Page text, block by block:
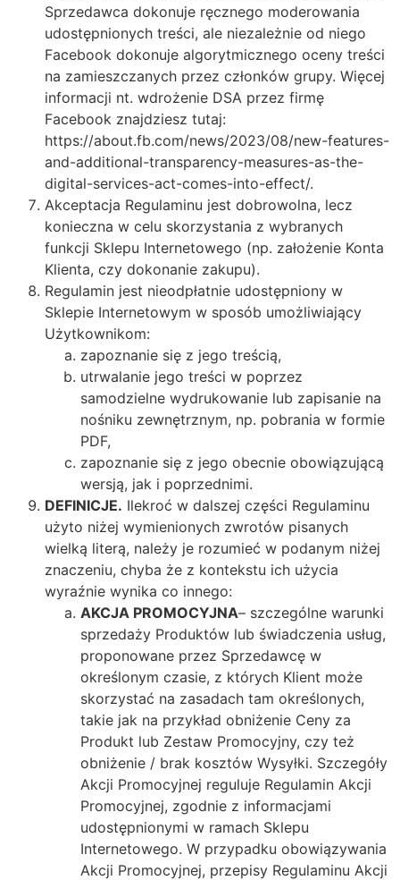
Sprzedawca dokonuje ręcznego moderowania
udostępnionych treści, ale niezależnie od niego
Facebook dokonuje algorytmicznego oceny treści
na zamieszczanych przez członków grupy. Więcej
informacji nt. wdrożenie DSA przez firmę
Facebook znajdziesz tutaj:
https://about.fb.com/news/2023/08/new-features-
and-additional-transparency-measures-as-the-
digital-services-act-comes-into-effect/.
Akceptacja Regulaminu jest dobrowolna, lecz
konieczna w celu skorzystania z wybranych
funkcji Sklepu Internetowego (np. założenie Konta
Klienta, czy dokonanie zakupu).
Regulamin jest nieodpłatnie udostępniony w
Sklepie Internetowym w sposób umożliwiający
Użytkownikom:
zapoznanie się z jego treścią,
utrwalanie jego treści w poprzez
samodzielne wydrukowanie lub zapisanie na
nośniku zewnętrznym, np. pobrania w formie
PDF,
zapoznanie się z jego obecnie obowiązującą
wersją, jak i poprzednimi.
DEFINICJE. Ilekroć w dalszej części Regulaminu
użyto niżej wymienionych zwrotów pisanych
wielką literą, należy je rozumieć w podanym niżej
znaczeniu, chyba że z kontekstu ich użycia
wyraźnie wynika co innego:
AKCJA PROMOCYJNA– szczególne warunki
sprzedaży Produktów lub świadczenia usług,
proponowane przez Sprzedawcę w
określonym czasie, z których Klient może
skorzystać na zasadach tam określonych,
takie jak na przykład obniżenie Ceny za
Produkt lub Zestaw Promocyjny, czy też
obniżenie / brak kosztów Wysyłki. Szczegóły
Akcji Promocyjnej reguluje Regulamin Akcji
Promocyjnej, zgodnie z informacjami
udostępnionymi w ramach Sklepu
Internetowego. W przypadku obowiązywania
Akcji Promocyjnej, przepisy Regulaminu Akcji